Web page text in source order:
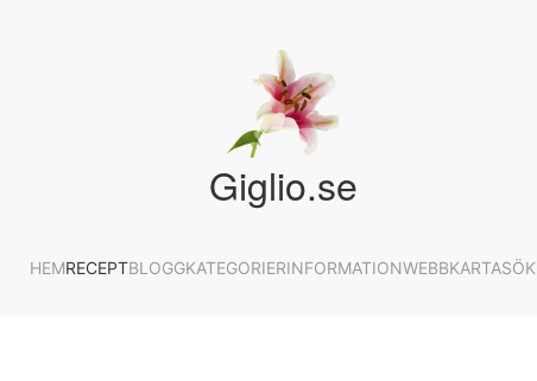
Giglio.se
HEMRECEPTBLOGGKATEGORIERINFORMATIONWEBBKARTASÖK